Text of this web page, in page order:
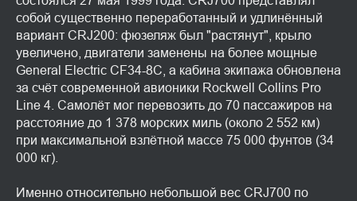
собой существенно переработанный и удлинённый
вариант CRJ200: фюзеляж был "растянут", крыло
увеличено, двигатели заменены на более мощные
General Electric CF34-8C, а кабина экипажа обновлена
за счёт современной авионики Rockwell Collins Pro
Line 4. Самолёт мог перевозить до 70 пассажиров на
расстояние до 1 378 морских миль (около 2 552 км)
при максимальной взлётной массе 75 000 фунтов (34
000 кг).
Именно относительно небольшой вес CRJ700 по